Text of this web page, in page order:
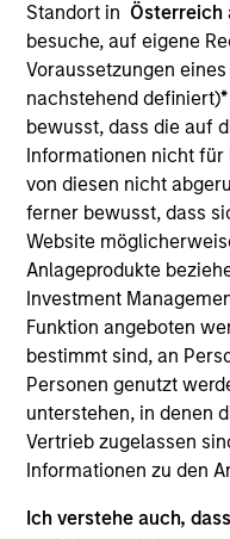
Standort in Österreich
besuche, auf eigene
Voraussetzungen eines
nachstehend definiert)*
bewusst, dass die auf
Informationen nicht für
von diesen nicht
ferner bewusst, dass
Website
Anlageprodukte
Investment
Funktion angeboten
bestimmt sind, an
Personen genutzt
unterstehen, in denen
Vertrieb zugelassen
Informationen zu den
Ich verstehe auch,
*Basiswährung des Fonds
Dieses Material enthält
von Morgan Stanley
ansässigen SICAV
Variable). (die
Luxemburg als
gemäß Teil 1 des
seiner geänderten
ist ein Organismus für
Wertpapieren („OGAW“).
Anträge auf Anteile an
werden, wenn der
Information Document
Information Document
Halbjahresbericht
Dokumente, die in Ihrer
https://
verfügbar sind oder
Morgan Stanley
Senningerberg, R.C.S.